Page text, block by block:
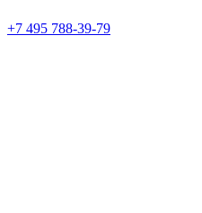
+7 495 788-39-79